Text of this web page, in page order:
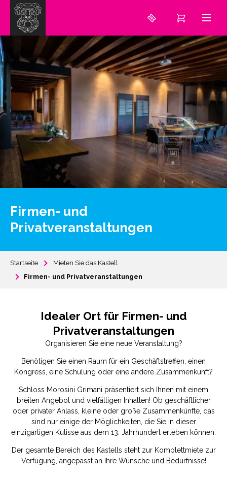
Firmen- und
Privatveranstaltungen
Startseite
Mieten Sie das Kastell
Firmen- und Privatveranstaltungen
Idealer Ort für Firmen- und
Privatveranstaltungen
Organisieren Sie eine neue Veranstaltung?
Benötigen Sie einen Raum für ein Geschäftstreffen, einen
Kongress, eine Schulung oder eine andere Zusammenkunft?
Schloss Morosini Grimani präsentiert sich Ihnen mit einem
breiten Angebot und vielfältigen Inhalten! Ob geschäftlicher
oder privater Anlass, kleine oder große Zusammenkünfte, das
sind nur einige der Möglichkeiten, die Sie in dieser
einzigartigen Kulisse aus dem 13. Jahrhundert erleben können.
Der gesamte Bereich des Kastells steht zur Komplettmiete zur
Verfügung, angepasst an Ihre Wünsche und Bedürfnisse!